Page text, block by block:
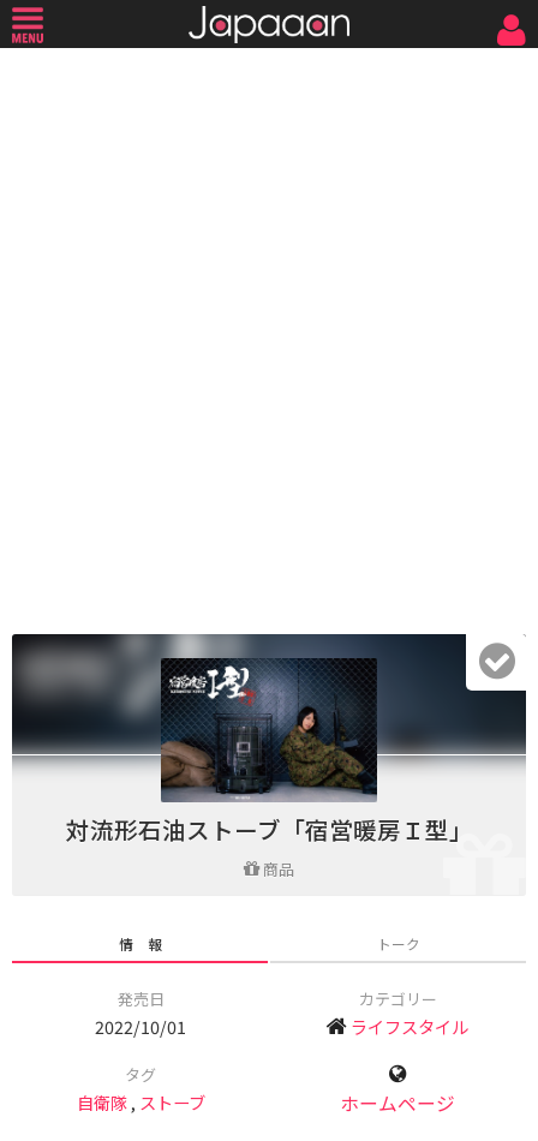
対流形石油ストーブ「宿営暖房Ｉ型」
商品
情 報 トーク
発売日
2022/10/01
カテゴリー
ライフスタイル
タグ
自衛隊, ストーブ ホームページ